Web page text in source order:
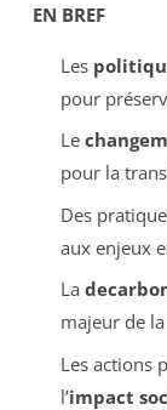
EN BREF
Les
pour
Le
pour la
Des
aux enjeux
La
majeur de
Les actions
l’impact